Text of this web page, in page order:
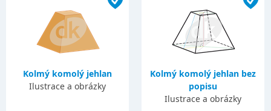
Kolmý komolý jehlan
Ilustrace a obrázky
Kolmý komolý jehlan bez
popisu
Ilustrace a obrázky